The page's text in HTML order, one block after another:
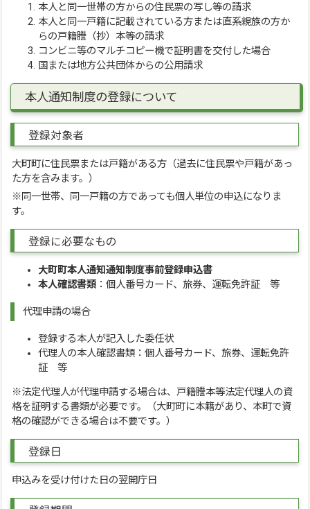
本人と同一世帯の方からの住民票の写し等の請求
本人と同一戸籍に記載されている方または直系親族の方か
らの戸籍謄（抄）本等の請求
コンビニ等のマルチコピー機で証明書を交付した場合
国または地方公共団体からの公用請求
本人通知制度の登録について
登録対象者
大町町に住民票または戸籍がある方（過去に住民票や戸籍があっ
た方を含みます。）
※同一世帯、同一戸籍の方であっても個人単位の申込になりま
す。
登録に必要なもの
大町町本人通知通知制度事前登録申込書
本人確認書類 ：個人番号カード、旅券、運転免許証 等
代理申請の場合
登録する本人が記入した委任状
代理人の本人確認書類：個人番号カード、旅券、運転免許
証 等
※法定代理人が代理申請する場合は、戸籍謄本等法定代理人の資
格を証明する書類が必要です。（大町町に本籍があり、本町で資
格の確認ができる場合は不要です。）
登録日
申込みを受け付けた日の翌開庁日